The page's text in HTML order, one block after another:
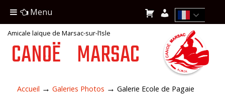
Amicale laïque de Marsac-sur-l’Isle
CANOË MARSAC
Accueil → Galeries Photos → Galerie Ecole de Pagaie
Menu